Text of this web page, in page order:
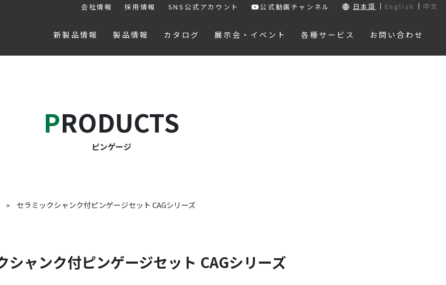
会社情報 採用情報 SNS公式アカウント 公式動画チャンネル 日本語 English 中文
新製品情報 製品情報 カタログ 展示会・イベント 各種サービス お問い合わせ
PRODUCTS
ピンゲージ
セラミックシャンク付ピンゲージセット CAGシリーズ
シャンク付ピンゲージセット CAGシリーズ